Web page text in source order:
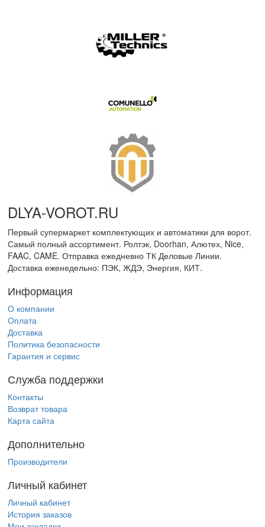
DLYA-VOROT.RU
Первый супермаркет комплектующих и автоматики для ворот.
Самый полный ассортимент. Ролтэк, Doorhan, Алютех, Nice,
FAAC, CAME. Отправка ежедневно ТК Деловые Линии.
Доставка еженедельно: ПЭК, ЖДЭ, Энергия, КИТ.
Информация
О компании
Оплата
Доставка
Политика безопасности
Гарантия и сервис
Служба поддержки
Контакты
Возврат товара
Карта сайта
Дополнительно
Производители
Личный кабинет
Личный кабинет
История заказов